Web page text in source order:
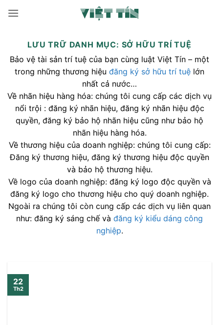
qua
LƯU TRỮ DANH MỤC: SỞ HỮU TRÍ TUỆ
Bảo vệ tài sản trí tuệ của bạn cùng luật Việt Tín – một
trong những thương hiệu đăng ký sở hữu trí tuệ lớn
nhất cả nước…
Về nhãn hiệu hàng hóa: chúng tôi cung cấp các dịch vụ
nổi trội : đăng ký nhãn hiệu, đăng ký nhãn hiệu độc
quyền, đăng ký bảo hộ nhãn hiệu cũng như bảo hộ
nhãn hiệu hàng hóa.
Về thương hiệu của doanh nghiệp: chúng tôi cung cấp:
Đăng ký thương hiệu, đăng ký thương hiệu độc quyền
và bảo hộ thương hiệu.
Về logo của doanh nghiệp: đăng ký logo độc quyền và
đăng ký logo cho thương hiệu cho quý doanh nghiệp.
Ngoài ra chúng tôi còn cung cấp các dịch vụ liên quan
như: đăng ký sáng chế và đăng ký kiểu dáng công
nghiệp.
22
Th2